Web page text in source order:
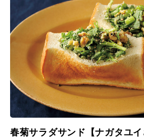
春菊サラダサンド【ナガタユイ